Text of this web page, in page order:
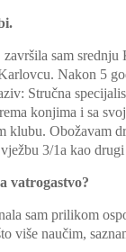
sam
Nakon 5
Stručna
konjima i sa
Obožavam
3/1a kao
vatrogastvo?
sam prilikom
više naučim,